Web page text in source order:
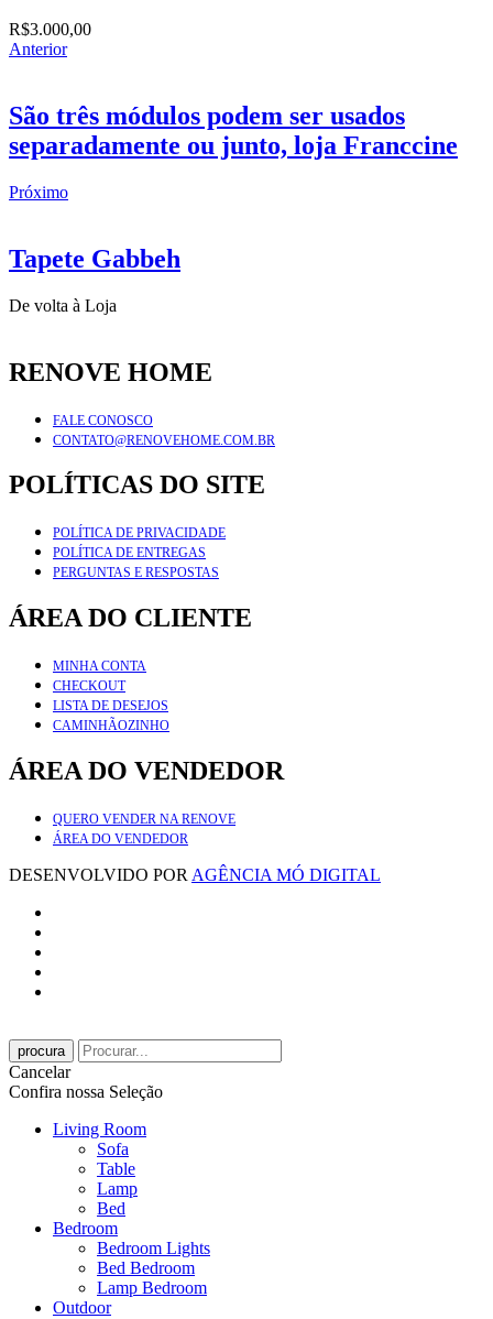
R$3.000,00
Anterior
São três módulos podem ser usados
separadamente ou junto, loja Franccine
Próximo
Tapete Gabbeh
De volta à Loja
RENOVE HOME
FALE CONOSCO
CONTATO@RENOVEHOME.COM.BR
POLÍTICAS DO SITE
POLÍTICA DE PRIVACIDADE
POLÍTICA DE ENTREGAS
PERGUNTAS E RESPOSTAS
ÁREA DO CLIENTE
MINHA CONTA
CHECKOUT
LISTA DE DESEJOS
CAMINHÃOZINHO
ÁREA DO VENDEDOR
QUERO VENDER NA RENOVE
ÁREA DO VENDEDOR
DESENVOLVIDO POR AGÊNCIA MÓ DIGITAL
procura
Cancelar
Confira nossa Seleção
Living Room
Sofa
Table
Lamp
Bed
Bedroom
Bedroom Lights
Bed Bedroom
Lamp Bedroom
Outdoor